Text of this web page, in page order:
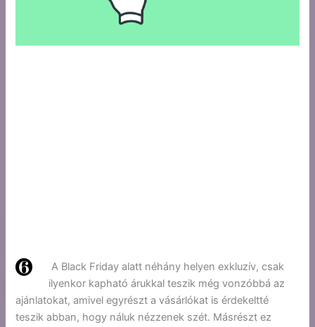
A Black Friday alatt néhány helyen exkluzív, csak
ilyenkor kapható árukkal teszik még vonzóbbá az
ajánlatokat, amivel egyrészt a vásárlókat is érdekeltté
teszik abban, hogy náluk nézzenek szét. Másrészt ez